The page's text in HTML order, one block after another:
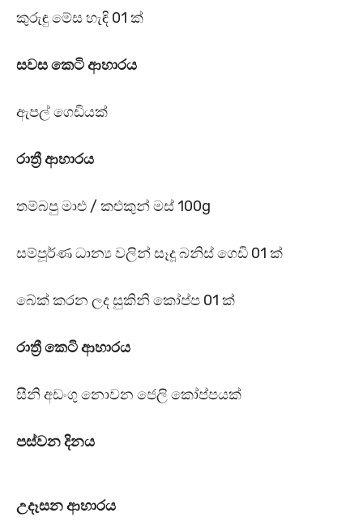
කුරුඳු මේස හැඳි 01 ක්
සවස කෙටි ආහාරය
ඇපල් ගෙඩියක්
රාත්‍රී ආහාරය
තම්බපු මාළු / කළුකුන් මස් 100g
සම්පූර්ණ ධාන්‍ය වලින් සෑදූ බනිස් ගෙඩි 01 ක්
බේක් කරන ලද සුකිනි කෝප්ප 01 ක්
රාත්‍රී කෙටි ආහාරය
සීනි අඩංගු නොවන ජෙලි කෝප්පයක්
පස්වන දිනය
උදෑසන ආහාරය